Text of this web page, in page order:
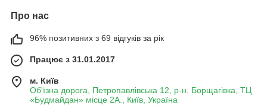
Про нас
96% позитивних з 69 відгуків за рік
Працює з 31.01.2017
м. Київ
Об'їзна дорога, Петропавлівська 12, р-н. Борщагівка, ТЦ
«Будмайдан» місце 2А., Київ, Україна